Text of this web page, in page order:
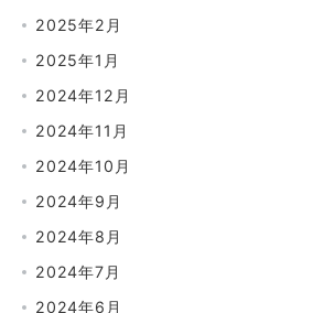
2025年2月
2025年1月
2024年12月
2024年11月
2024年10月
2024年9月
2024年8月
2024年7月
2024年6月